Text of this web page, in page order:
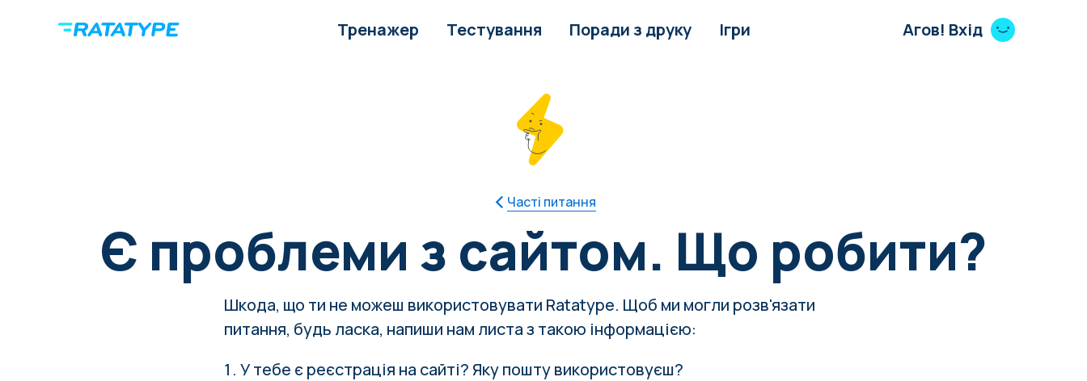
Тренажер Тестування Поради з друку Ігри Агов! Вхід
Часті питання
Є проблеми з сайтом. Що робити?
Шкода, що ти не можеш використовувати Ratatype. Щоб ми могли розв'язати
питання, будь ласка, напиши нам листаз такою інформацією:
У тебе є реєстрація на сайті? Яку пошту використовуєш?